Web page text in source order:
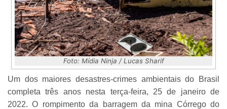
Foto: Mídia Ninja / Lucas Sharif
Um dos maiores desastres-crimes ambientais do Brasil
completa três anos nesta terça-feira, 25 de janeiro de
2022. O rompimento da barragem da mina Córrego do